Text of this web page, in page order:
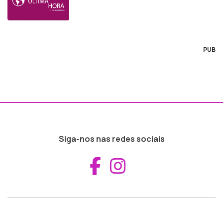
PUB
Siga-nos nas redes sociais
Aceder ao